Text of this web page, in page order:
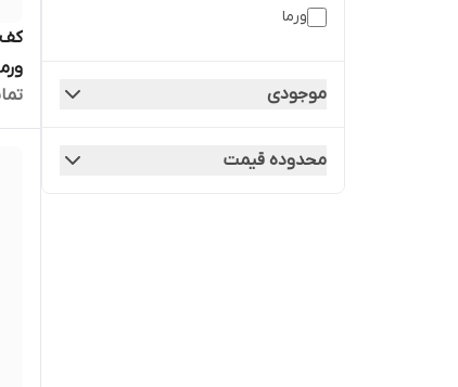
ورما
موجودی
محدوده قیمت
پمپ